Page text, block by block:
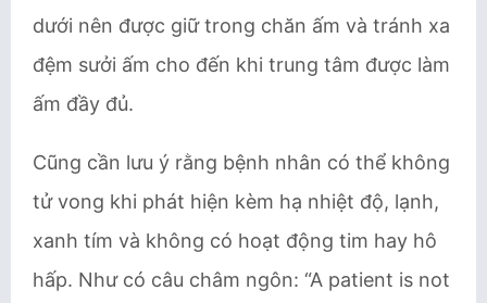
dưới nên được giữ trong chăn ấm và tránh xa
đệm sưởi ấm cho đến khi trung tâm được làm
ấm đầy đủ.
Cũng cần lưu ý rằng bệnh nhân có thể không
tử vong khi phát hiện kèm hạ nhiệt độ, lạnh,
xanh tím và không có hoạt động tim hay hô
hấp. Như có câu châm ngôn: “A patient is not